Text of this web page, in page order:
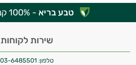
טבע בריא - 100% קנייה בטוחה
שירות לקוחות
טלפון: 03-6485501